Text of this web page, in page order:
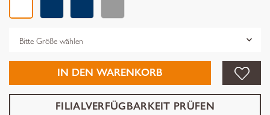
IN DEN WARENKORB
FILIALVERFÜGBARKEIT PRÜFEN